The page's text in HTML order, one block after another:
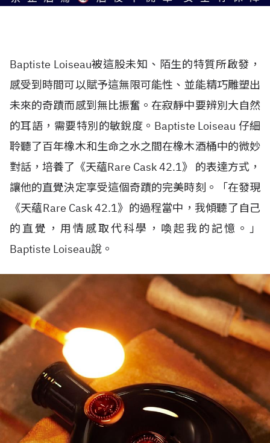
Baptiste Loiseau被這股未知、陌生的特質所啟發，
感受到時間可以賦予這無限可能性、並能精巧雕塑出
未來的奇蹟而感到無比振奮。在寂靜中要辨別大自然
的耳語，需要特別的敏銳度。Baptiste Loiseau 仔細
聆聽了百年橡木和生命之水之間在橡木酒桶中的微妙
對話，培養了《天蘊Rare Cask 42.1》 的表達方式，
讓他的直覺決定享受這個奇蹟的完美時刻。「在發現
《天蘊Rare Cask 42.1》的過程當中，我傾聽了自己
的直覺，用情感取代科學，喚起我的記憶。」
Baptiste Loiseau說。